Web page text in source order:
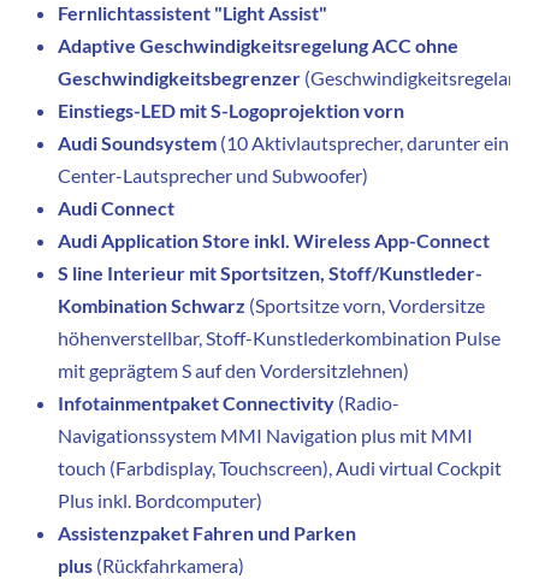
Fernlichtassistent "Light Assist"
Adaptive Geschwindigkeitsregelung ACC ohne
Geschwindigkeitsbegrenzer
Einstiegs-LED mit S-Logoprojektion vorn
Audi Soundsystem (10 Aktivlautsprecher, darunter ein
Center-Lautsprecher und Subwoofer)
Audi Connect
Audi Application Store inkl. Wireless App-Connect
S line Interieur mit Sportsitzen, Stoff/Kunstleder-
Kombination Schwarz (Sportsitze vorn, Vordersitze
höhenverstellbar, Stoff-Kunstlederkombination Pulse
mit geprägtem S auf den Vordersitzlehnen)
Infotainmentpaket Connectivity (Radio-
Navigationssystem MMI Navigation plus mit MMI
touch (Farbdisplay, Touchscreen), Audi virtual Cockpit
Plus inkl. Bordcomputer)
Assistenzpaket Fahren und Parken
plus (Rückfahrkamera)